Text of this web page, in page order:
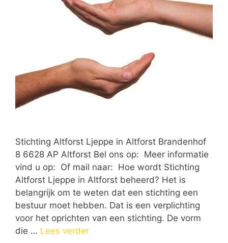
Stichting Altforst Ljeppe in Altforst Brandenhof
8 6628 AP Altforst Bel ons op: Meer informatie
vind u op: Of mail naar: Hoe wordt Stichting
Altforst Ljeppe in Altforst beheerd? Het is
belangrijk om te weten dat een stichting een
bestuur moet hebben. Dat is een verplichting
voor het oprichten van een stichting. De vorm
die … Lees verder